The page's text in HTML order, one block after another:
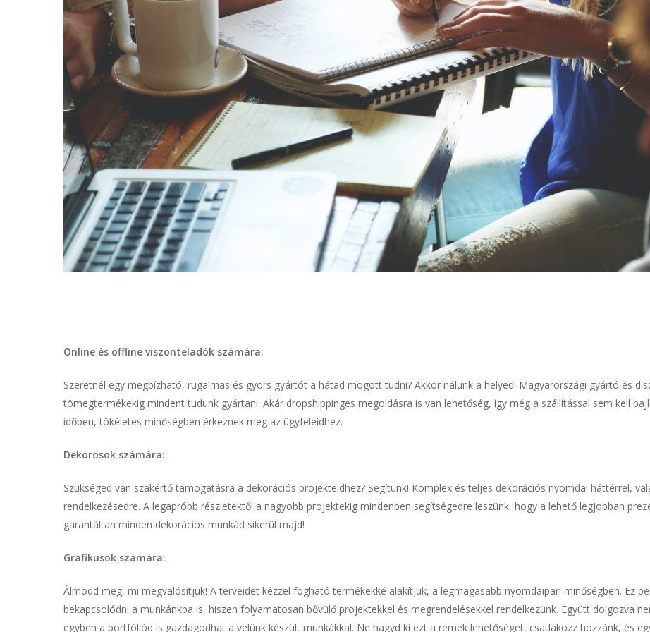
Online és offline viszonteladók számára:
Szeretnél egy megbízható, rugalmas és gyors gyártót a hátad mögött tudni? Akkor nálunk a helyed! Magyarországi gyártó és
tömegtermékekig mindent tudunk gyártani. Akár dropshippinges megoldásra is van lehetőség, így még a szállítással sem kell
időben, tökéletes minőségben érkeznek meg az ügyfeleidhez.
Dekorosok számára:
Szükséged van szakértő támogatásra a dekorációs projekteidhez? Segítünk! Komplex és teljes dekorációs nyomdai háttérrel,
rendelkezésedre. A legapróbb részletektől a nagyobb projektekig mindenben segítségedre leszünk, hogy a lehető legjobban
garantáltan minden dekorációs munkád sikerül majd!
Grafikusok számára:
Álmodd meg, mi megvalósítjuk! A terveidet kézzel fogható termékekké alakítjuk, a legmagasabb nyomdaipari minőségben. Ez
bekapcsolódni a munkánkba is, hiszen folyamatosan bővülő projektekkel és megrendelésekkel rendelkezünk. Együtt dolgozva
egyben a portfóliód is gazdagodhat a velünk készült munkákkal. Ne hagyd ki ezt a remek lehetőséget, csatlakozz hozzánk, és